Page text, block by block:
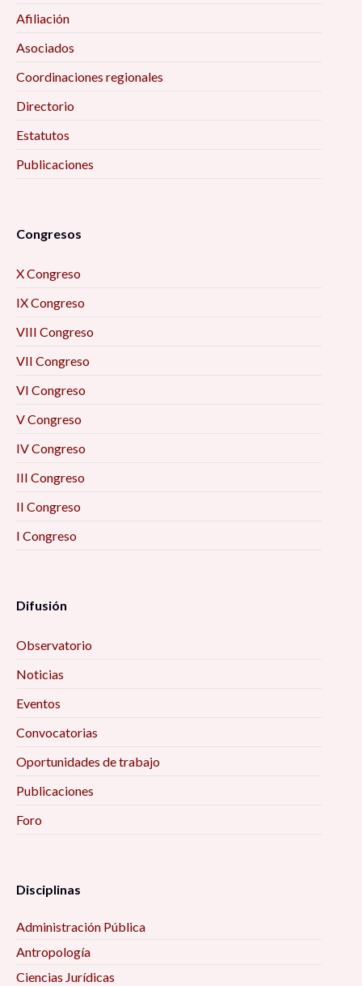
Afiliación
Asociados
Coordinaciones regionales
Directorio
Estatutos
Publicaciones
Congresos
X Congreso
IX Congreso
VIII Congreso
VII Congreso
VI Congreso
V Congreso
IV Congreso
III Congreso
II Congreso
I Congreso
Difusión
Observatorio
Noticias
Eventos
Convocatorias
Oportunidades de trabajo
Publicaciones
Foro
Disciplinas
Administración Pública
Antropología
Ciencias Jurídicas